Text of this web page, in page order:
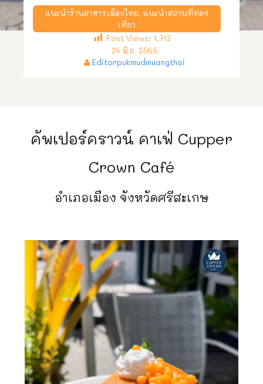
แนะนำร้านอาหารเมืองไทย, แนะนำสถานที่ท่อง
เที่ยว
Post Views: 1,712
24 มิ.ย. 2565
Editorpukmudmuangthai
คัพเปอร์คราวน์ คาเฟ่ Cupper
Crown Café
อำเภอเมือง จังหวัดศรีสะเกษ